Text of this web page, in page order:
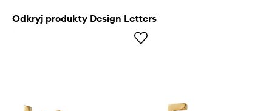
Odkryj produkty Design Letters